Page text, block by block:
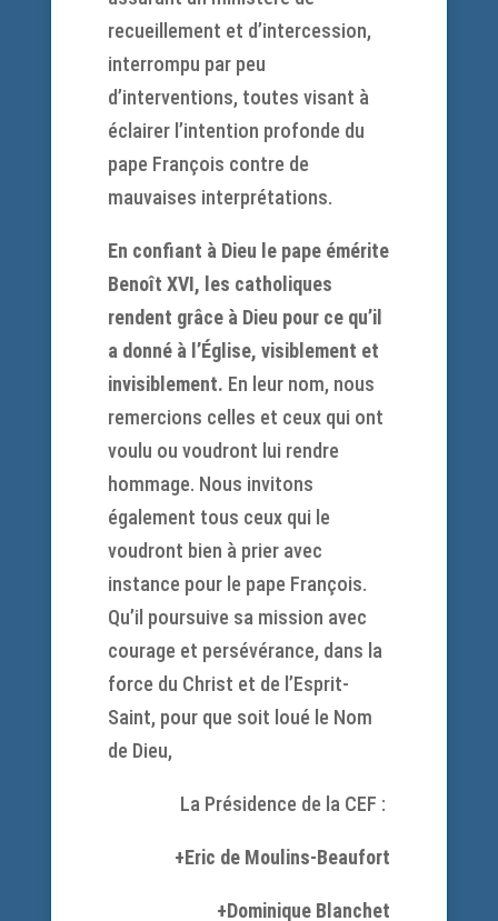
recueillement et d’intercession,
interrompu par peu
d’interventions, toutes visant à
éclairer l’intention profonde du
pape François contre de
mauvaises interprétations.
En confiant à Dieu le pape émérite
Benoît XVI, les catholiques
rendent grâce à Dieu pour ce qu’il
a donné à l’Église, visiblement et
invisiblement. En leur nom, nous
remercions celles et ceux qui ont
voulu ou voudront lui rendre
hommage. Nous invitons
également tous ceux qui le
voudront bien à prier avec
instance pour le pape François.
Qu’il poursuive sa mission avec
courage et persévérance, dans la
force du Christ et de l’Esprit-
Saint, pour que soit loué le Nom
de Dieu,
La Présidence de la CEF :
+Eric de Moulins-Beaufort
+Dominique Blanchet